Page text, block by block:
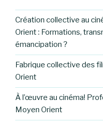
Création collective au
Orient : Formations,
émancipation ?
Fabrique collective des
Orient
À l’œuvre au cinéma!
Moyen Orient